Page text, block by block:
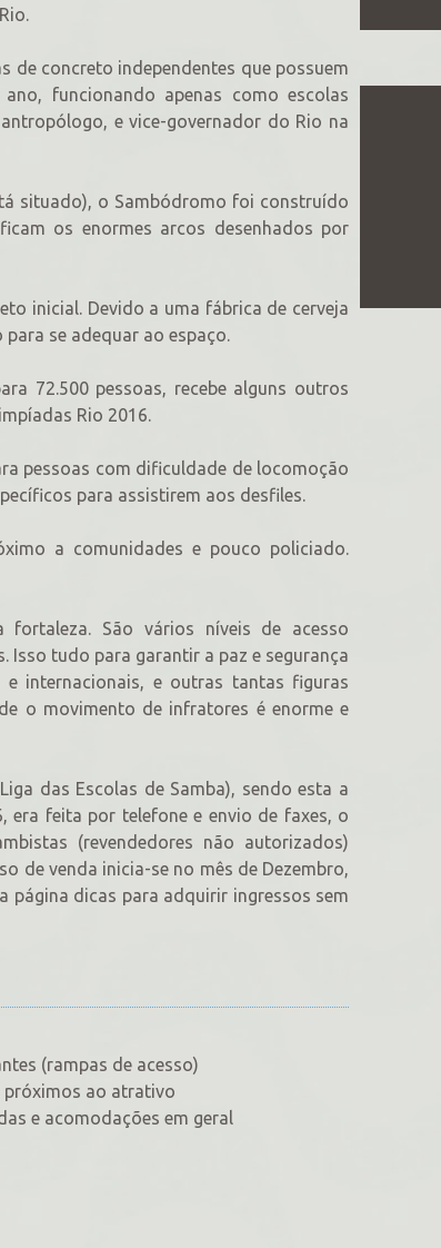
de concreto independentes que possuem
funcionando apenas como escolas
e vice-governador do Rio na
situado), o Sambódromo foi construído
os enormes arcos desenhados por
inicial. Devido a uma fábrica de cerveja
se adequar ao espaço.
72.500 pessoas, recebe alguns outros
Rio 2016.
pessoas com dificuldade de locomoção
para assistirem aos desfiles.
a comunidades e pouco policiado.
São vários níveis de acesso
Isso tudo para garantir a paz e segurança
e internacionais, e outras tantas figuras
o movimento de infratores é enorme e
das Escolas de Samba), sendo esta a
era feita por telefone e envio de faxes, o
(revendedores não autorizados)
de venda inicia-se no mês de Dezembro,
página dicas para adquirir ingressos sem
(rampas de acesso)
próximos ao atrativo
e acomodações em geral